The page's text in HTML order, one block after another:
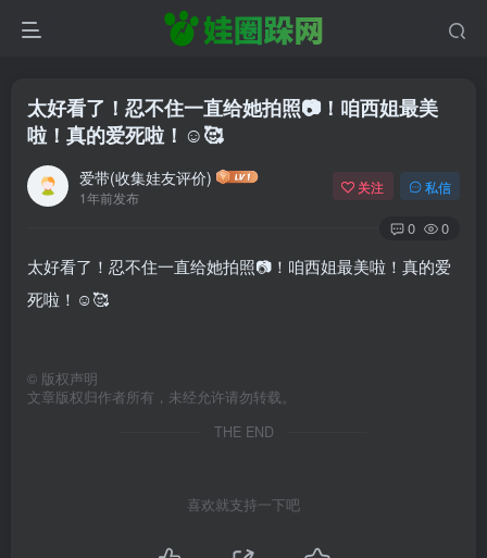
太好看了！忍不住一直给她拍照📷！咱西姐最美
啦！真的爱死啦！☺️🥰
爱带(收集娃友评价)
1年前发布
关注 私信
0 0
太好看了！忍不住一直给她拍照📷！咱西姐最美啦！真的爱
死啦！☺️🥰
© 版权声明
文章版权归作者所有，未经允许请勿转载。
THE END
喜欢就支持一下吧